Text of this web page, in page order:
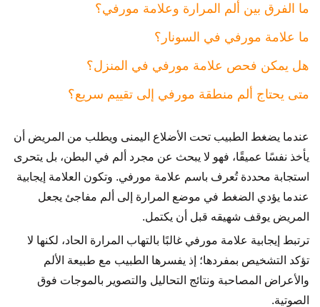
ما الفرق بين ألم المرارة وعلامة مورفي؟
ما علامة مورفي في السونار؟
هل يمكن فحص علامة مورفي في المنزل؟
متى يحتاج ألم منطقة مورفي إلى تقييم سريع؟
عندما يضغط الطبيب تحت الأضلاع اليمنى ويطلب من المريض أن
يأخذ نفسًا عميقًا، فهو لا يبحث عن مجرد ألم في البطن، بل يتحرى
استجابة محددة تُعرف باسم علامة مورفي. وتكون العلامة إيجابية
عندما يؤدي الضغط في موضع المرارة إلى ألم مفاجئ يجعل
المريض يوقف شهيقه قبل أن يكتمل.
ترتبط إيجابية علامة مورفي غالبًا بالتهاب المرارة الحاد، لكنها لا
تؤكد التشخيص بمفردها؛ إذ يفسرها الطبيب مع طبيعة الألم
والأعراض المصاحبة ونتائج التحاليل والتصوير بالموجات فوق
الصوتية.